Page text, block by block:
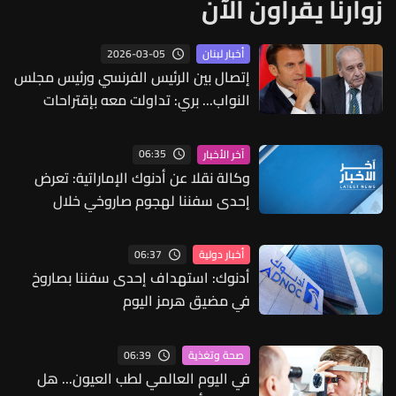
زوارنا يقرأون الآن
أخبار لبنان 2026-03-05
إتصال بين الرئيس الفرنسي ورئيس مجلس
النواب... بري: تداولت معه بإقتراحات
آخر الأخبار 06:35
وكالة نقلا عن أدنوك الإماراتية: تعرض
إحدى سفننا لهجوم صاروخي خلال
والوضع تحت السيطرة والاستهداف لم
يسفر عن أي إصابات
أخبار دولية 06:37
أدنوك: استهداف إحدى سفننا بصاروخ
في مضيق هرمز اليوم
صحة وتغذية 06:39
في اليوم العالمي لطب العيون... هل